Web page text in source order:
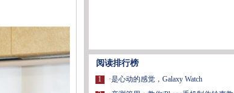
阅读排行榜
1
·是心动的感觉，Galaxy Watch